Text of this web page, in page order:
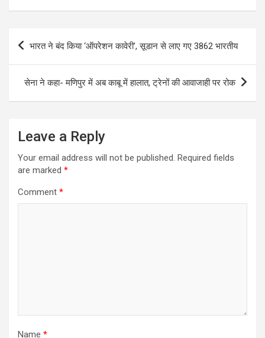
Post
भारत ने बंद किया ‘ऑपरेशन कावेरी’, सूडान से लाए गए 3862 भारतीय
सेना ने कहा- मणिपुर में अब काबू में हालात, ट्रेनों की आवाजाही पर रोक
Leave a Reply
Your email address will not be published. Required fields
are marked *
Comment *
Name *